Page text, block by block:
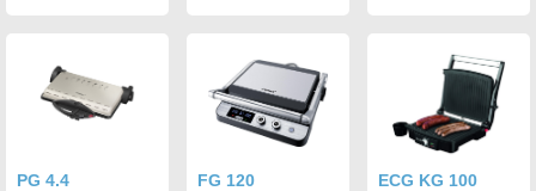
PG 4.4
FG 120
ECG KG 100